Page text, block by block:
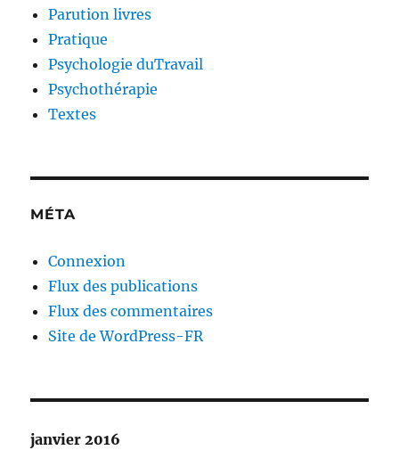
Parution livres
Pratique
Psychologie duTravail
Psychothérapie
Textes
MÉTA
Connexion
Flux des publications
Flux des commentaires
Site de WordPress-FR
janvier 2016